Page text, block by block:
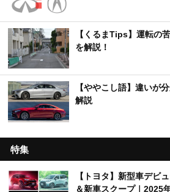
【くるまTips】運転の
を解説！
【ややこし語】違いが
解説
特集
【トヨタ】新型車デビ
＆新車スクープ｜2025